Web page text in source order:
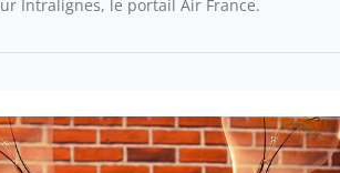
Intralignes, le portail Air France.